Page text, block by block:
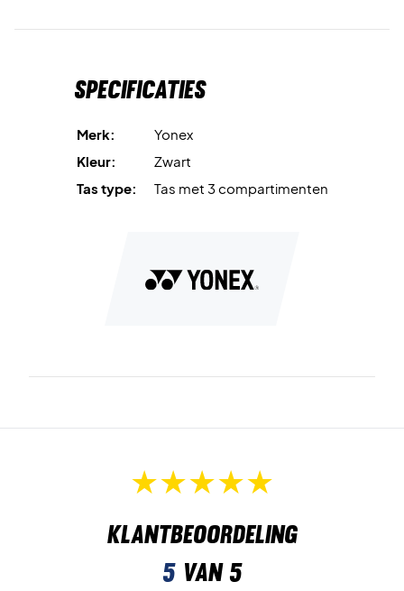
Specificaties
Merk:
Yonex
Kleur:
Zwart
Tas type:
Tas met 3 compartimenten
Klantbeoordeling
5van 5